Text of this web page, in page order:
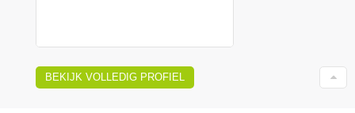
BEKIJK VOLLEDIG PROFIEL